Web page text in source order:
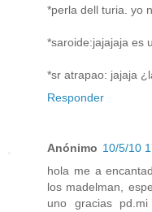
*perla dell turia. yo
*saroide:jajajaja es
*sr atrapao: jajaja
Responder
Anónimo 10/5/10
hola me a
los madelman,
uno gracias pd.mi